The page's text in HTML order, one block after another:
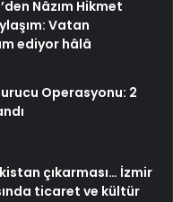
Nâzım Hikmet
Vatan
ediyor hâlâ
Operasyonu: 2
çıkarması… İzmir
ticaret ve kültür